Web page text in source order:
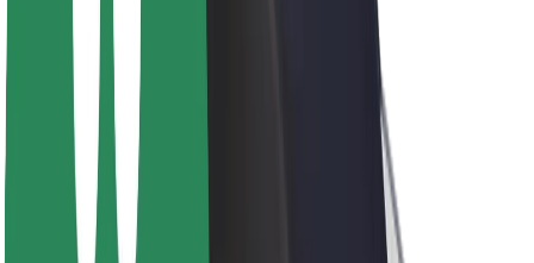
Par Bolt
Bolt ilgtspējība
Project Zero
Blogs
Ziņu telpa
Zīmola vadlīnijas